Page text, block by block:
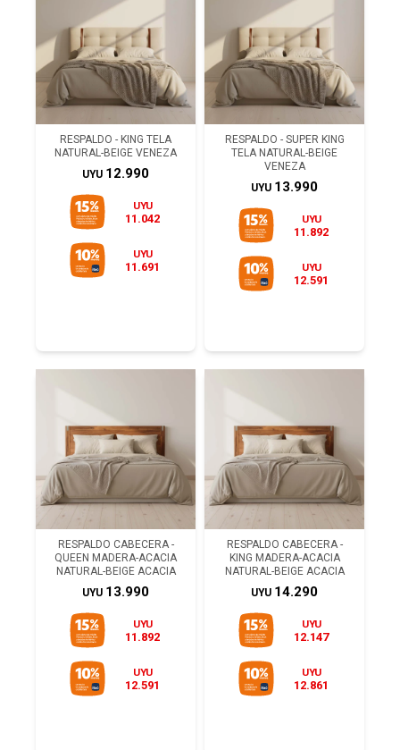
RESPALDO - KING TELA
NATURAL-BEIGE VENEZA
UYU 12.990
UYU
11.042
UYU
11.691
RESPALDO - SUPER KING
TELA NATURAL-BEIGE
VENEZA
UYU 13.990
UYU
11.892
UYU
12.591
RESPALDO CABECERA -
QUEEN MADERA-ACACIA
NATURAL-BEIGE ACACIA
UYU 13.990
UYU
11.892
UYU
12.591
RESPALDO CABECERA -
KING MADERA-ACACIA
NATURAL-BEIGE ACACIA
UYU 14.290
UYU
12.147
UYU
12.861